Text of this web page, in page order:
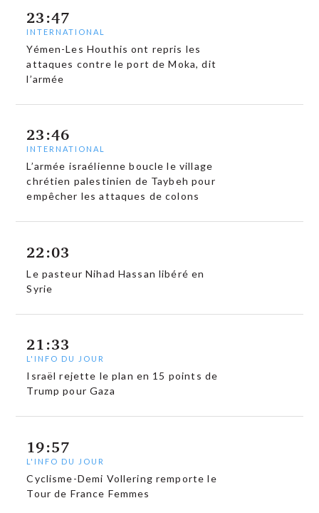
23:47
INTERNATIONAL
Yémen-Les Houthis ont repris les
attaques contre le port de Moka, dit
l’armée
23:46
INTERNATIONAL
L’armée israélienne boucle le village
chrétien palestinien de Taybeh pour
empêcher les attaques de colons
22:03
Le pasteur Nihad Hassan libéré en
Syrie
21:33
L'INFO DU JOUR
Israël rejette le plan en 15 points de
Trump pour Gaza
19:57
L'INFO DU JOUR
Cyclisme-Demi Vollering remporte le
Tour de France Femmes